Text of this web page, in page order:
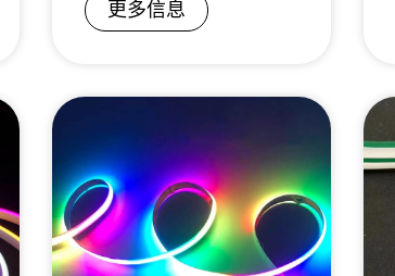
更多信息